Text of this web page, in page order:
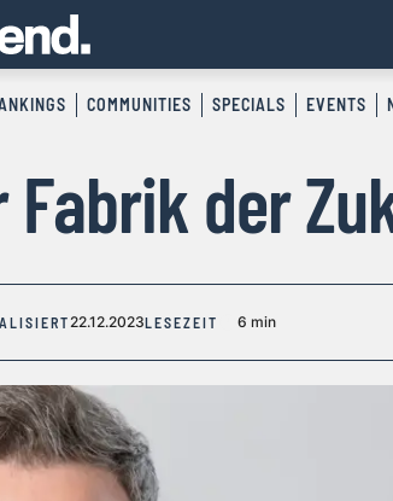
COMMUNITIES SPECIALS EVENTS
Fabrik der
22.12.2023LESEZEIT 6 min